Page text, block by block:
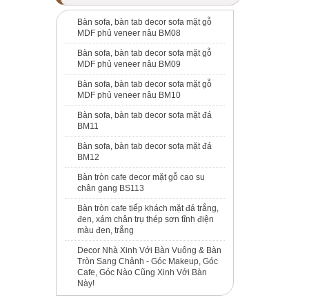
Bàn sofa, bàn tab decor sofa mặt gỗ
MDF phủ veneer nâu BM08
Bàn sofa, bàn tab decor sofa mặt gỗ
MDF phủ veneer nâu BM09
Bàn sofa, bàn tab decor sofa mặt gỗ
MDF phủ veneer nâu BM10
Bàn sofa, bàn tab decor sofa mặt đá
BM11
Bàn sofa, bàn tab decor sofa mặt đá
BM12
Bàn tròn cafe decor mặt gỗ cao su
chân gang BS113
Bàn tròn cafe tiếp khách mặt đá trắng,
đen, xám chân trụ thép sơn tĩnh điện
màu đen, trắng
Decor Nhà Xinh Với Bàn Vuông & Bàn
Tròn Sang Chảnh - Góc Makeup, Góc
Cafe, Góc Nào Cũng Xinh Với Bàn
Này!